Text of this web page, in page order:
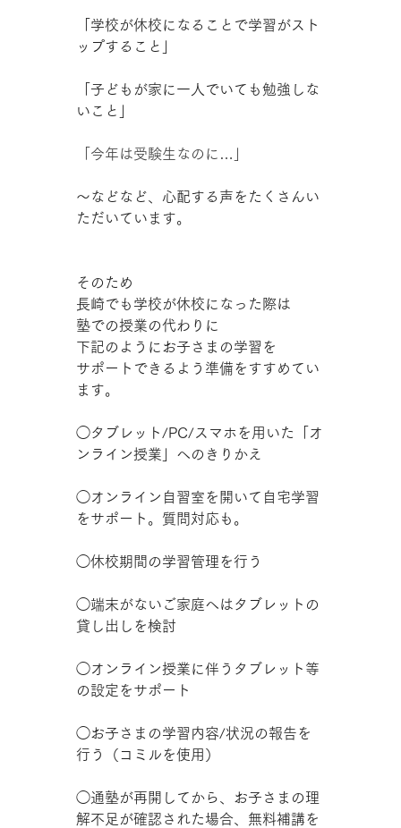
「学校が休校になることで学習がスト
ップすること」
「子どもが家に一人でいても勉強しな
いこと」
「今年は受験生なのに…」
～などなど、心配する声をたくさんい
ただいています。
そのため
長崎でも学校が休校になった際は
塾での授業の代わりに
下記のようにお子さまの学習を
サポートできるよう準備をすすめてい
ます。
◯タブレット/PC/スマホ を用いた「オ
ンライン授業」へのきりかえ
◯オンライン自習室を開いて自宅学習
をサポート。質問対応も。
◯休校期間の学習管理を行う
◯端末がないご家庭へはタブレットの
貸し出しを検討
◯オンライン授業に伴うタブレット等
の設定をサポート
◯お子さまの学習内容/状況の報告を
行う（ コミルを使用）
◯通塾が再開してから、お子さまの理
解不足が確認された場合、無料補講を